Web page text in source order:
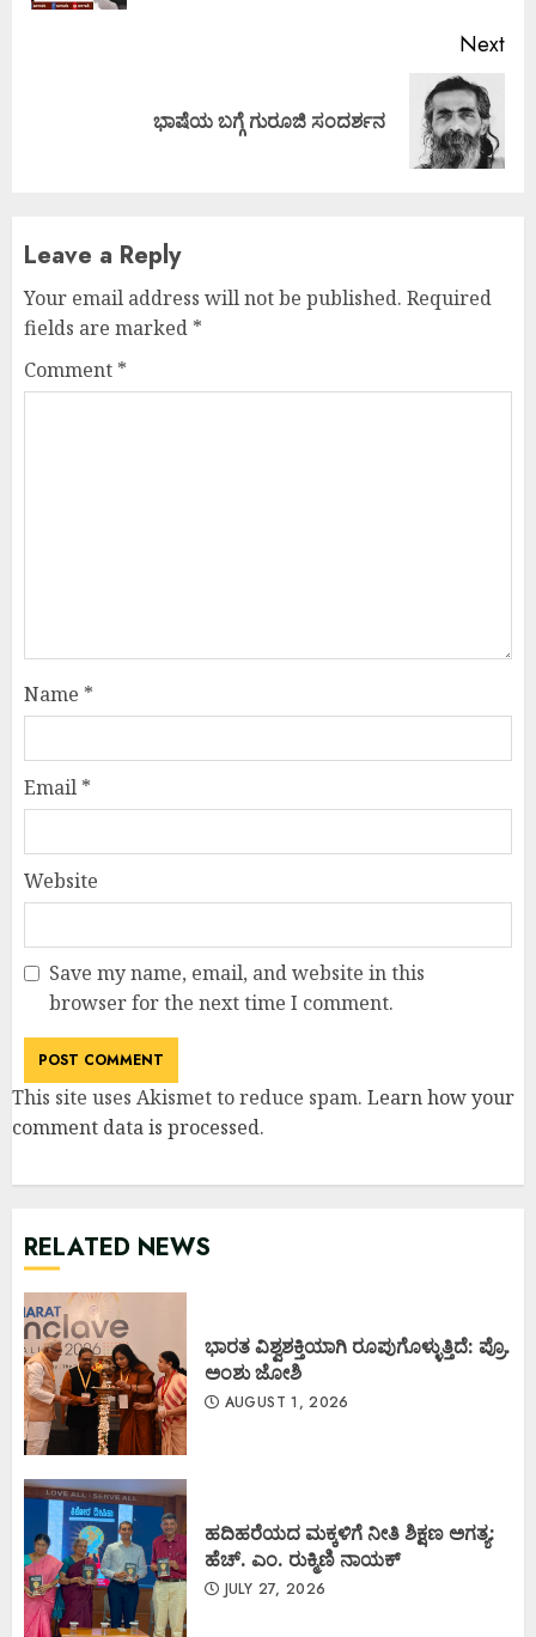
Next
ಭಾಷೆಯ ಬಗ್ಗೆ ಗುರೂಜಿ ಸಂದರ್ಶನ
Leave a Reply
Your email address will not be published. Required
fields are marked *
Comment *
Name *
Email *
Website
Save my name, email, and website in this
browser for the next time I comment.
This site uses Akismet to reduce spam. Learn how your
comment data is processed.
RELATED NEWS
ಭಾರತ ವಿಶ್ವಶಕ್ತಿಯಾಗಿ ರೂಪುಗೊಳ್ಳುತ್ತಿದೆ: ಪ್ರೊ.
ಅಂಶು ಜೋಶಿ
AUGUST 1, 2026
ಹದಿಹರೆಯದ ಮಕ್ಕಳಿಗೆ ನೀತಿ ಶಿಕ್ಷಣ ಅಗತ್ಯ:
ಹೆಚ್. ಎಂ. ರುಕ್ಮಿಣಿ ನಾಯಕ್
JULY 27, 2026